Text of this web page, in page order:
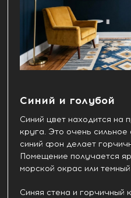
Синий и голубой
Синий цвет находится на
круга. Это очень сильное
синий фон делает
Помещение получается
морской окрас или темный
Синяя стена и горчичный